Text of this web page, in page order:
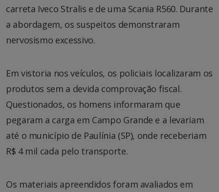
carreta Iveco Stralis e de uma Scania R560. Durante
a abordagem, os suspeitos demonstraram
nervosismo excessivo.
Em vistoria nos veículos, os policiais localizaram os
produtos sem a devida comprovação fiscal.
Questionados, os homens informaram que
pegaram a carga em Campo Grande e a levariam
até o município de Paulínia (SP), onde receberiam
R$ 4 mil cada pelo transporte.
Os materiais apreendidos foram avaliados em